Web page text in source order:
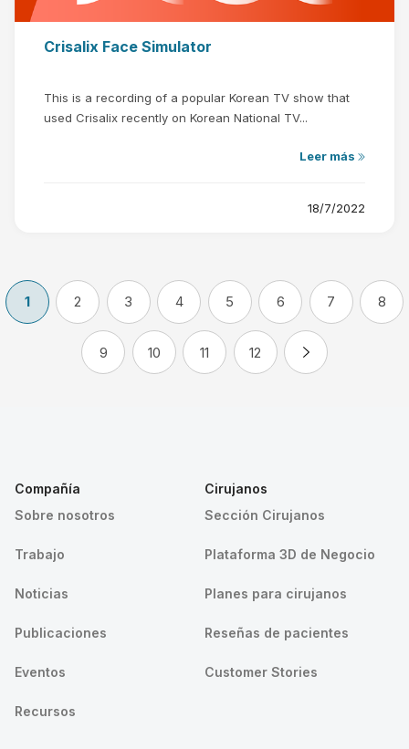
Crisalix Face Simulator
This is a recording of a popular Korean TV show that
used Crisalix recently on Korean National TV...
Leer más
18/7/2022
1 2 3 4 5 6 7 8
9 10 11 12
Compañía
Sobre nosotros
Trabajo
Noticias
Publicaciones
Eventos
Recursos
Cirujanos
Sección Cirujanos
Plataforma 3D de Negocio
Planes para cirujanos
Reseñas de pacientes
Customer Stories